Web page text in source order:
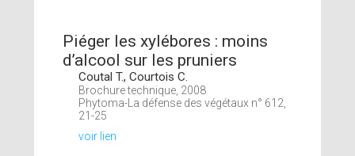
Piéger les xylébores : moins
d’alcool sur les pruniers
Coutal T., Courtois C.
Brochure technique, 2008
Phytoma-La défense des végétaux n° 612,
21-25
voir lien